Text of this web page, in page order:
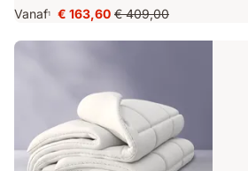
Vanaf1
Prijs
€ 163,60
€ 163,60 Oorspronkelijke
prijs
€ 409,00